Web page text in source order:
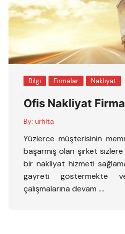
Bilgi Firmalar Nakliyat
Ofis Nakliyat
By: urhita
Yüzlerce müşterisinin
başarmış olan şirket
bir nakliyat hizmeti
gayreti göstermekte
çalışmalarına devam ….